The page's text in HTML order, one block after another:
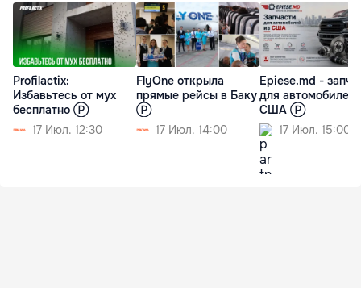
Profilactix:
Избавьтесь от мух
бесплатно Ⓟ
17 Июл. 12:30
FlyOne открыла
прямые рейсы в Баку
Ⓟ
17 Июл. 14:00
Epiese.md -
для автомобилей
США Ⓟ
17 Июл. 15:00